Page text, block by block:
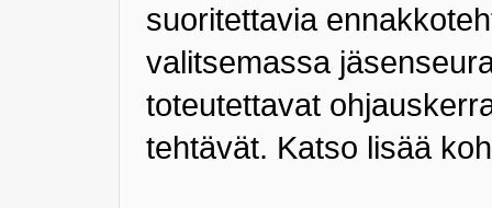
suoritettavia
valitsemassa
toteutettavat
tehtävät. Katso lisää